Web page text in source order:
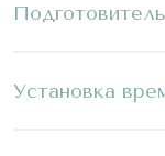
Установка